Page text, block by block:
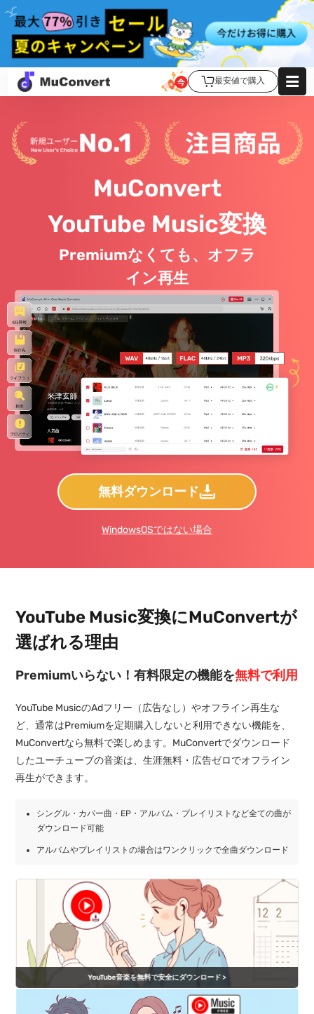
最安値で購入
MuConvert
YouTube Music変換
Premiumなくても、オフラ
イン再生
無料ダウンロード
WindowsOSではない場合
YouTube Music変換にMuConvertが
選ばれる理由
Premiumいらない！有料限定の機能を無料で利用
YouTube MusicのAdフリー（広告なし）やオフライン再生な
ど、通常はPremiumを定期購入しないと利用できない機能を、
MuConvertなら無料で楽しめます。MuConvertでダウンロード
したユーチューブの音楽は、生涯無料・広告ゼロでオフライン
再生ができます。
シングル・カバー曲・EP・アルバム・プレイリストなど全ての曲が
ダウンロード可能
アルバムやプレイリストの場合はワンクリックで全曲ダウンロード
YouTube音楽を無料で安全にダウンロード >